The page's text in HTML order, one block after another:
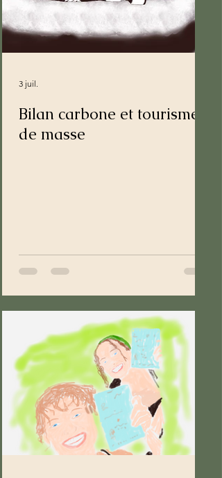
Bilan carbone et tourisme
de masse
3 juil.